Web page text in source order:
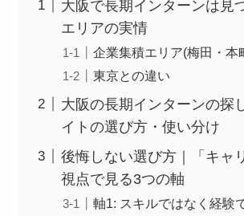
大阪で長期インターンは見
エリアの実情
企業集積エリア(梅田・本
東京との違い
大阪の長期インターンの探
イトの選び方・使い分け
後悔しない選び方｜「キャ
視点で見る3つの軸
軸1: スキルではなく経験